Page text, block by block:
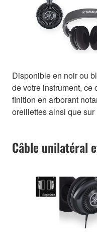
Disponible en noir ou
de votre instrument,
finition en arborant
oreillettes ainsi que sur
Câble unilatéral